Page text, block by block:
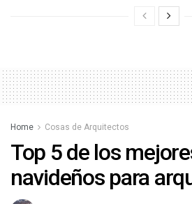
Home Cosas de Arquitectos
Top 5 de los
navideños para